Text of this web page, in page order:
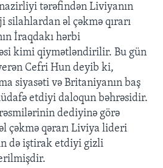
tərəfindən Liviyanın
silahlardan əl çəkmə qırarı
İraqdakı hərbi
kimi qiymətləndirilir. Bu gün
Cefri Hun deyib ki,
siyasəti və Britaniyanın baş
etdiyi daloqun bəhrəsidir.
dediyinə görə
çəkmə qərarı Liviya lideri
də iştirak etdiyi gizli